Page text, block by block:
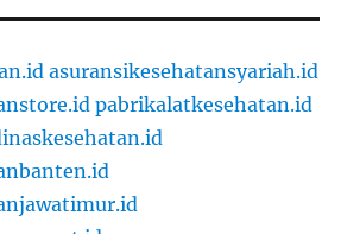
asuransikesehatansyariah.id
pabrikalatkesehatan.id